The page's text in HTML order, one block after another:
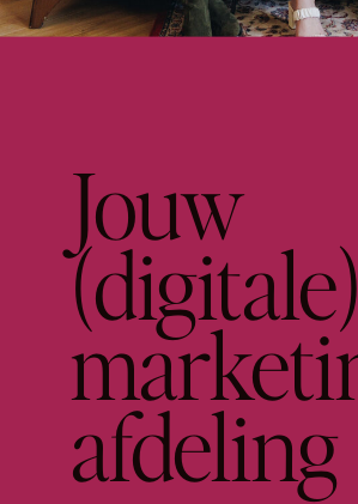
Jouw
(digitale)
afdeling